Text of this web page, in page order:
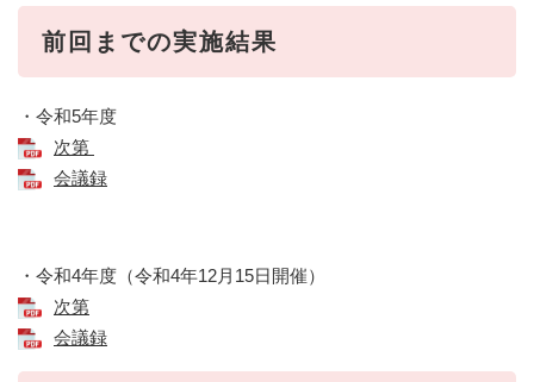
前回までの実施結果
・令和5年度
次第
会議録
・令和4年度（令和4年12月15日開催）
次第
会議録